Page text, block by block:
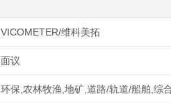
VICOMETER/维科美拓
面议
环保,农林牧渔,地矿,道路/轨道/船舶,综